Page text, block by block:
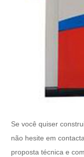
Se você quiser
não hesite em
proposta técnica e